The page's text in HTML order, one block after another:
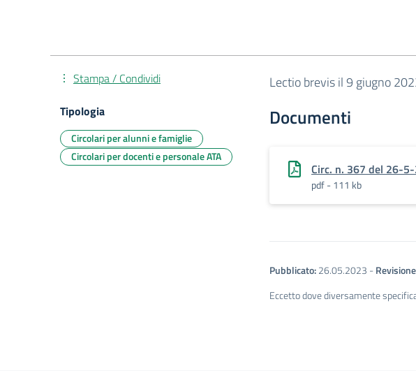
Lectio brevis il 9 giugno
Documenti
Circ. n. 367 del 26-
pdf - 111 kb
Pubblicato:26.05.2023 -
Eccetto dove diversamente
Stampa / Condividi
Tipologia
Circolari per alunni e famiglie
Circolari per docenti e personale ATA